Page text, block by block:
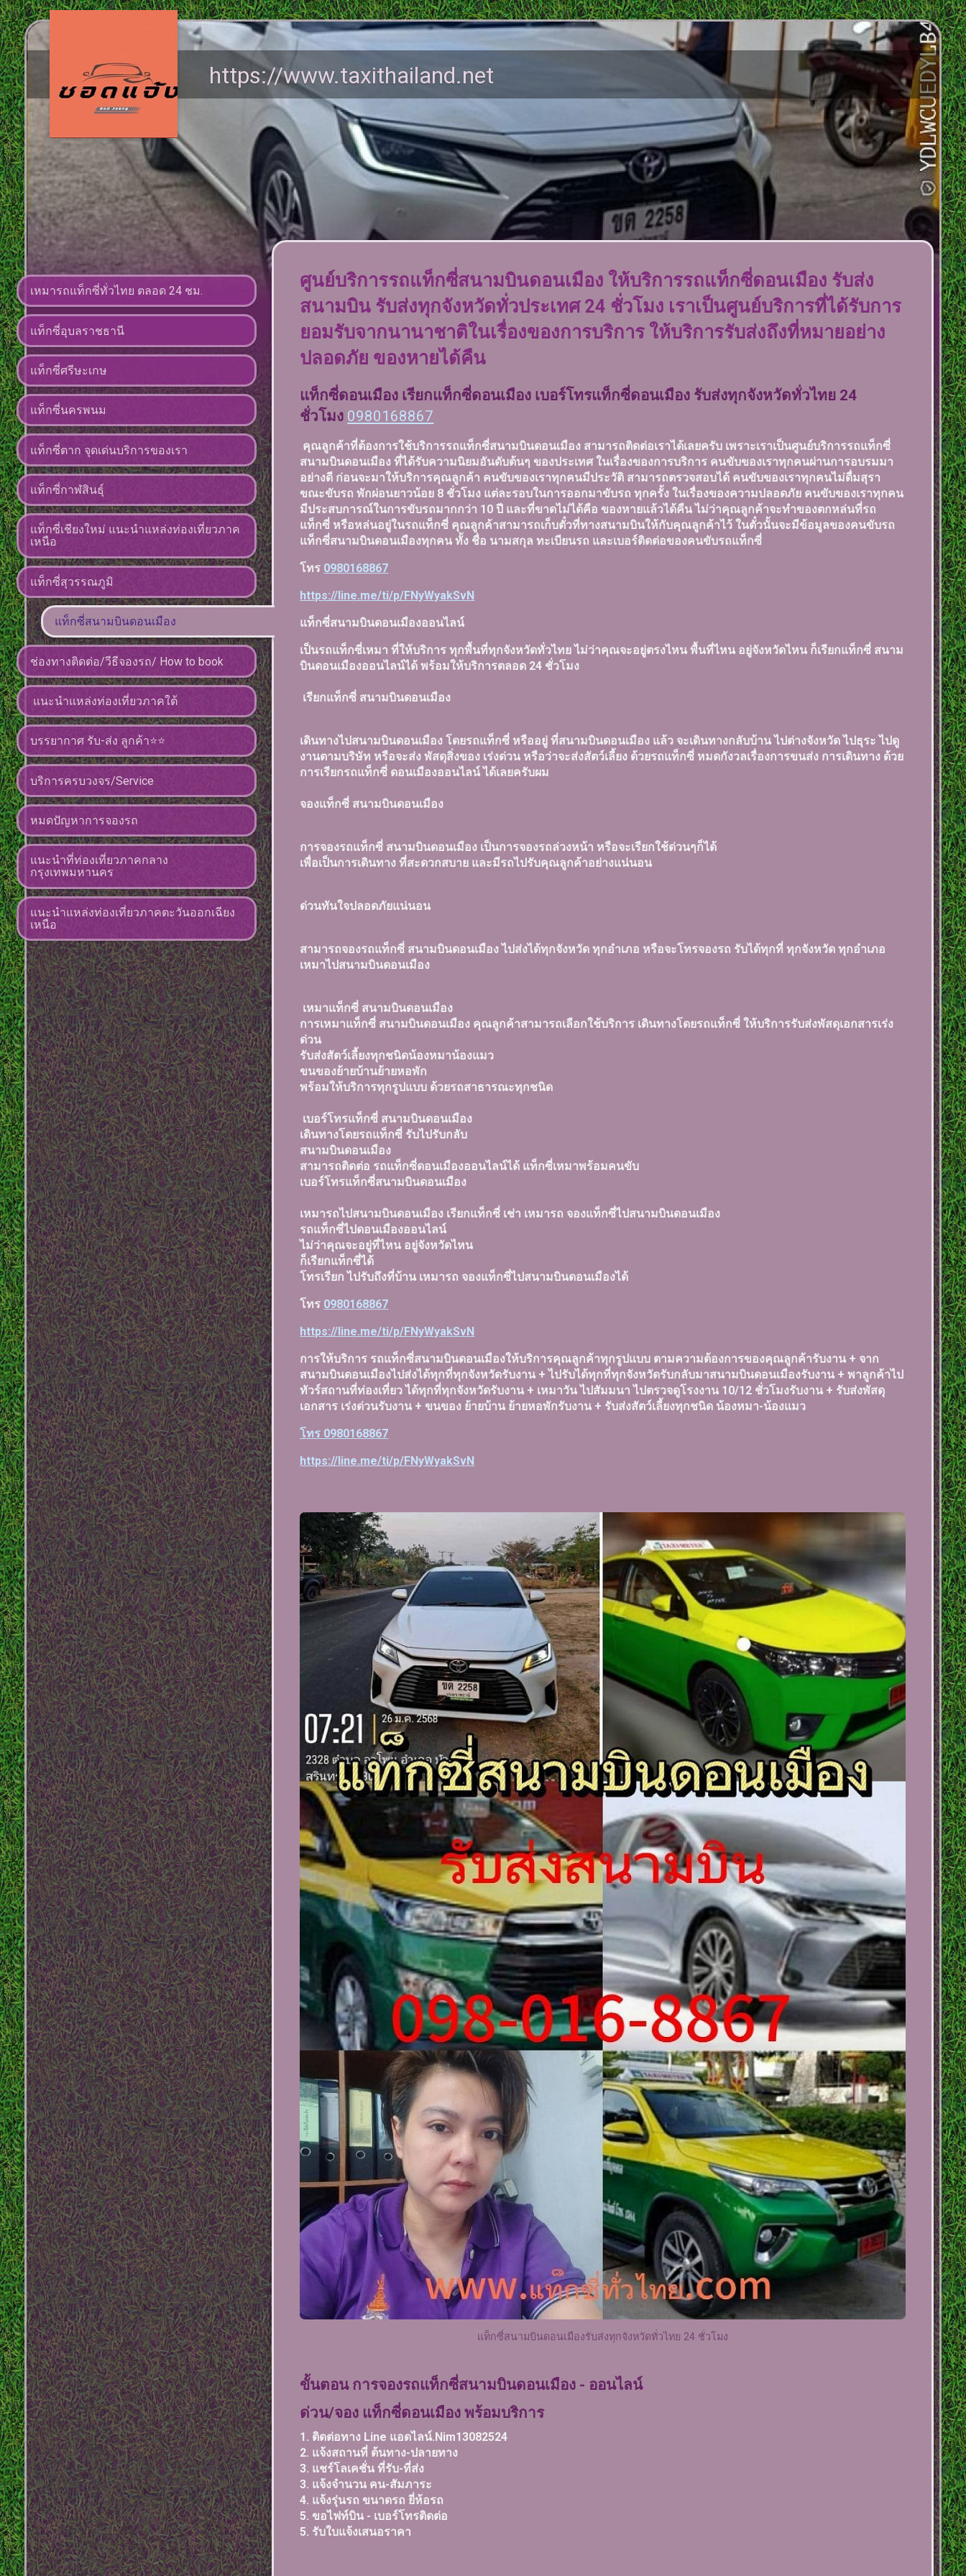
https://www.taxithailand.net
เหมารถแท็กซี่ทั่วไทย ตลอด 24 ชม.
แท็กซี่อุบลราชธานี
แท็กซี่ศรีษะเกษ
แท็กซี่นครพนม
แท็กซี่ตาก จุดเด่นบริการของเรา
แท็กซี่กาฬสินธุ์
แท็กซี่เชียงใหม่ แนะนำแหล่งท่องเที่ยวภาค
เหนือ
แท็กซี่สุวรรณภูมิ
แท็กซี่สนามบินดอนเมือง
ช่องทางติดต่อ/วีธีจองรถ/ How to book
แนะนำแหล่งท่องเที่ยวภาคใต้
บรรยากาศ รับ-ส่ง ลูกค้า⭐️⭐️
บริการครบวงจร/Service
หมดปัญหาการจองรถ
แนะนำที่ท่องเที่ยวภาคกลาง
กรุงเทพมหานคร
แนะนำแหล่งท่องเที่ยวภาคตะวันออกเฉียง
เหนือ
ศูนย์บริการรถแท็กซี่สนามบินดอนเมือง ให้บริการรถแท็กซี่ดอนเมือง รับส่ง
สนามบิน รับส่งทุกจังหวัดทั่วประเทศ 24 ชั่วโมง เราเป็นศูนย์บริการที่ได้รับการ
ยอมรับจากนานาชาติในเรื่องของการบริการ ให้บริการรับส่งถึงที่หมายอย่าง
ปลอดภัย ของหายได้คืน
แท็กซี่ดอนเมือง เรียกแท็กซี่ดอนเมือง เบอร์โทรแท็กซี่ดอนเมือง รับส่งทุกจังหวัดทั่วไทย 24
ชั่วโมง 0980168867
คุณลูกค้าที่ต้องการใช้บริการรถแท็กซี่สนามบินดอนเมือง สามารถติดต่อเราได้เลยครับ เพราะเราเป็นศูนย์บริการรถแท็กซี่
สนามบินดอนเมือง ที่ได้รับความนิยมอันดับต้นๆ ของประเทศ ในเรื่องของการบริการ คนขับของเราทุกคนผ่านการอบรมมา
อย่างดี ก่อนจะมาให้บริการคุณลูกค้า คนขับของเราทุกคนมีประวัติ สามารถตรวจสอบได้ คนขับของเราทุกคนไม่ดื่มสุรา
ขณะขับรถ พักผ่อนยาวน้อย 8 ชั่วโมง แต่ละรอบในการออกมาขับรถ ทุกครั้ง ในเรื่องของความปลอดภัย คนขับของเราทุกคน
มีประสบการณ์ในการขับรถมากกว่า 10 ปี และที่ขาดไม่ได้คือ ของหายแล้วได้คืน ไม่ว่าคุณลูกค้าจะทำของตกหล่นที่รถ
แท็กซี่ หรือหล่นอยู่ในรถแท็กซี่ คุณลูกค้าสามารถเก็บตั๋วที่ทางสนามบินให้กับคุณลูกค้าไว้ ในตั๋วนั้นจะมีข้อมูลของคนขับรถ
แท็กซี่สนามบินดอนเมืองทุกคน ทั้ง ชื่อ นามสกุล ทะเบียนรถ และเบอร์ติดต่อของคนขับรถแท็กซี่
โทร 0980168867
https://line.me/ti/p/FNyWyakSvN
แท็กซี่สนามบินดอนเมืองออนไลน์
เป็นรถแท็กซี่เหมา ที่ให้บริการ ทุกพื้นที่ทุกจังหวัดทั่วไทย ไม่ว่าคุณจะอยู่ตรงไหน พื้นที่ไหน อยู่จังหวัดไหน ก็เรียกแท็กซี่ สนาม
บินดอนเมืองออนไลน์ได้ พร้อมให้บริการตลอด 24 ชั่วโมง
เรียกแท็กซี่ สนามบินดอนเมือง
เดินทางไปสนามบินดอนเมือง โดยรถแท็กซี่ หรืออยู่ ที่สนามบินดอนเมือง แล้ว จะเดินทางกลับบ้าน ไปต่างจังหวัด ไปธุระ ไปดู
งานตามบริษัท หรือจะส่ง พัสดุสิ่งของ เร่งด่วน หรือว่าจะส่งสัตว์เลี้ยง ด้วยรถแท็กซี่ หมดกังวลเรื่องการขนส่ง การเดินทาง ด้วย
การเรียกรถแท็กซี่ ดอนเมืองออนไลน์ ได้เลยครับผม
จองแท็กซี่ สนามบินดอนเมือง
การจองรถแท็กซี่ สนามบินดอนเมือง เป็นการจองรถล่วงหน้า หรือจะเรียกใช้ด่วนๆก็ได้
เพื่อเป็นการเดินทาง ที่สะดวกสบาย และมีรถไปรับคุณลูกค้าอย่างแน่นอน
ด่วนทันใจปลอดภัยแน่นอน
สามารถจองรถแท็กซี่ สนามบินดอนเมือง ไปส่งได้ทุกจังหวัด ทุกอำเภอ หรือจะโทรจองรถ รับได้ทุกที่ ทุกจังหวัด ทุกอำเภอ
เหมาไปสนามบินดอนเมือง
เหมาแท็กซี่ สนามบินดอนเมือง
การเหมาแท็กซี่ สนามบินดอนเมือง คุณลูกค้าสามารถเลือกใช้บริการ เดินทางโดยรถแท็กซี่ ให้บริการรับส่งพัสดุเอกสารเร่ง
ด่วน
รับส่งสัตว์เลี้ยงทุกชนิดน้องหมาน้องแมว
ขนของย้ายบ้านย้ายหอพัก
พร้อมให้บริการทุกรูปแบบ ด้วยรถสาธารณะทุกชนิด
เบอร์โทรแท็กซี่ สนามบินดอนเมือง
เดินทางโดยรถแท็กซี่ รับไปรับกลับ
สนามบินดอนเมือง
สามารถติดต่อ รถแท็กซี่ดอนเมืองออนไลน์ได้ แท็กซี่เหมาพร้อมคนขับ
เบอร์โทรแท็กซี่สนามบินดอนเมือง
เหมารถไปสนามบินดอนเมือง เรียกแท็กซี่ เช่า เหมารถ จองแท็กซี่ไปสนามบินดอนเมือง
รถแท็กซี่ไปดอนเมืองออนไลน์
ไม่ว่าคุณจะอยู่ที่ไหน อยู่จังหวัดไหน
ก็เรียกแท็กซี่ได้
โทรเรียก ไปรับถึงที่บ้าน เหมารถ จองแท็กซี่ไปสนามบินดอนเมืองได้
โทร 0980168867
https://line.me/ti/p/FNyWyakSvN
การให้บริการ รถแท็กซี่สนามบินดอนเมืองให้บริการคุณลูกค้าทุกรูปแบบ ตามความต้องการของคุณลูกค้ารับงาน + จาก
สนามบินดอนเมืองไปส่งได้ทุกที่ทุกจังหวัดรับงาน + ไปรับได้ทุกที่ทุกจังหวัดรับกลับมาสนามบินดอนเมืองรับงาน + พาลูกค้าไป
ทัวร์สถานที่ท่องเที่ยว ได้ทุกที่ทุกจังหวัดรับงาน + เหมาวัน ไปสัมมนา ไปตรวจดูโรงงาน 10/12 ชั่วโมงรับงาน + รับส่งพัสดุ
เอกสาร เร่งด่วนรับงาน + ขนของ ย้ายบ้าน ย้ายหอพักรับงาน + รับส่งสัตว์เลี้ยงทุกชนิด น้องหมา-น้องแมว
โทร 0980168867
https://line.me/ti/p/FNyWyakSvN
แท็กซี่สนามบินดอนเมืองรับส่งทุกจังหวัดทั่วไทย 24 ชั่วโมง
ขั้นตอน การจองรถแท็กซี่สนามบินดอนเมือง - ออนไลน์
ด่วน/จอง แท็กซี่ดอนเมือง พร้อมบริการ
1. ติดต่อทาง Line แอดไลน์.Nim13082524
2. แจ้งสถานที่ ต้นทาง-ปลายทาง
3. แชร์โลเคชั่น ที่รับ-ที่ส่ง
3. แจ้งจำนวน คน-สัมภาระ
4. แจ้งรุ่นรถ ขนาดรถ ยี่ห้อรถ
5. ขอไฟท์บิน - เบอร์โทรติดต่อ
5. รับใบแจ้งเสนอราคา